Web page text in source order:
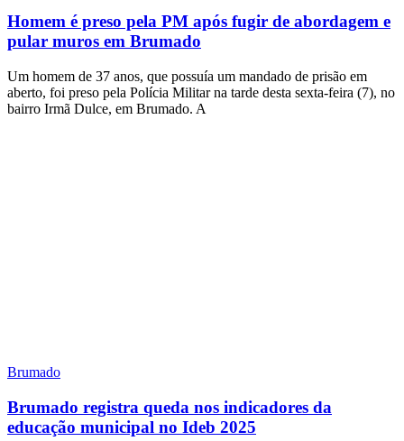
Homem é preso pela PM após fugir de abordagem e
pular muros em Brumado
Um homem de 37 anos, que possuía um mandado de prisão em
aberto, foi preso pela Polícia Militar na tarde desta sexta-feira (7), no
bairro Irmã Dulce, em Brumado. A
Brumado
Brumado registra queda nos indicadores da
educação municipal no Ideb 2025